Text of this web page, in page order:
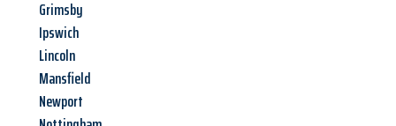
Grimsby
Ipswich
Lincoln
Mansfield
Newport